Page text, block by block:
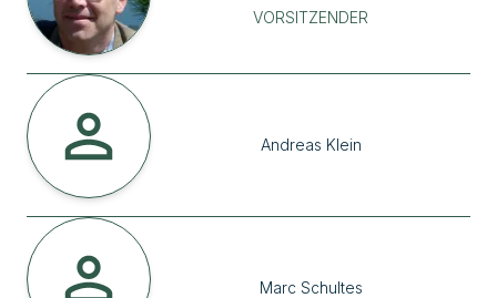
VORSITZENDER
Andreas Klein
Marc Schultes